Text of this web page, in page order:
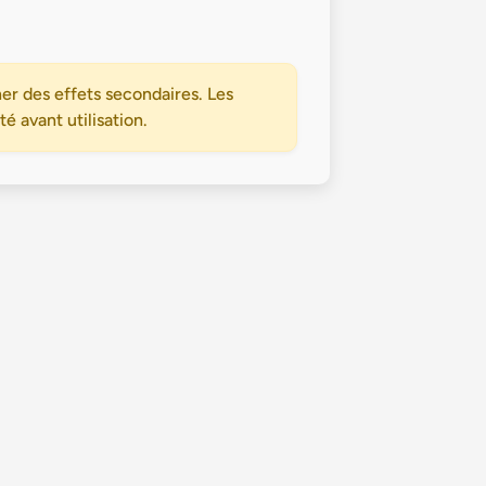
des effets secondaires. Les
avant utilisation.